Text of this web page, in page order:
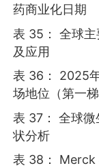
药商业化日期
表 35： 全球
及应用
表 36： 2025
场地位（第一
表 37： 全球
状分析
表 38： Merck